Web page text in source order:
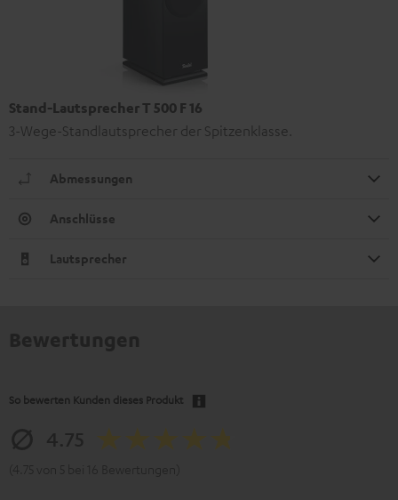
Stand-Lautsprecher T 500 F 16
3-Wege-Standlautsprecher der Spitzenklasse.
Abmessungen
Anschlüsse
Lautsprecher
So bewerten Kunden dieses Produkt